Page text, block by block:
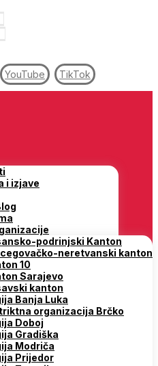
YouTube TikTok
i izjave
podrinjski Kanton
neretvanski kanton
10
Sarajevo
kanton
Banja Luka
organizacija Brčko
Doboj
Gradiška
Modriča
Prijedor